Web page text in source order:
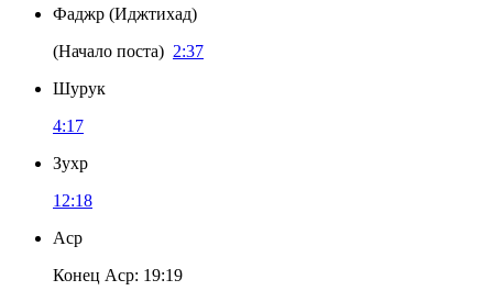
Фаджр (Иджтихад)
(Начало поста) 2:37
Шурук
4:17
Зухр
12:18
Аср
Конец Аср: 19:19